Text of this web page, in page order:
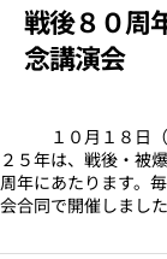
戦後８０周
念講演会
１０月１８日（土
２５年は、戦後・被
周年にあたります。
会合同で開催しまし